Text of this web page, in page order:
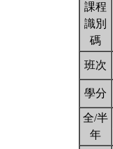
課程
識別
碼
班次
學分
全/半
年